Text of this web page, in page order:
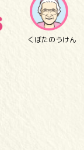
くぼたのうけん